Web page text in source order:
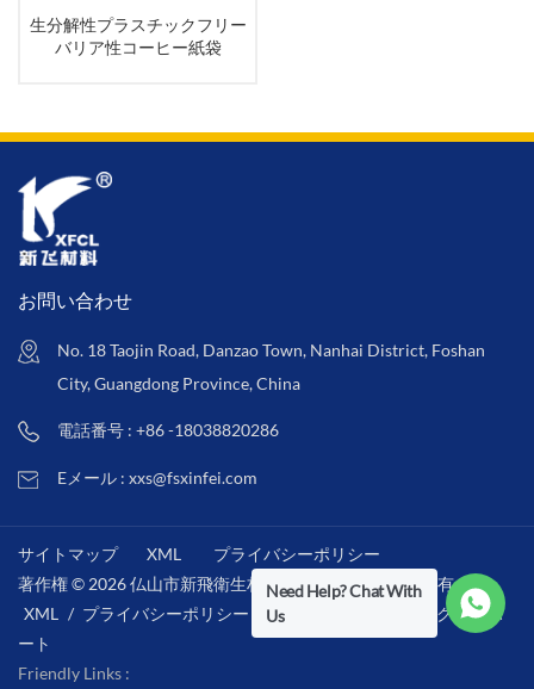
生分解性プラスチックフリー
バリア性コーヒー紙袋
お問い合わせ
No. 18 Taojin Road, Danzao Town, Nanhai District, Foshan
City, Guangdong Province, China
電話番号 : +86 -18038820286
Eメール : xxs@fsxinfei.com
サイトマップ XML
プライバシーポリシー
著作権 © 2026 仏山市新飛衛生材料株式会社 .全著作権所有 . /
XML / プライバシーポリシー /
IPv6ネットワークをサポ
ート
Friendly Links :
Need Help? Chat With
Us